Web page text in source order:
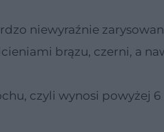
niewyraźnie
brązu, czerni, a
czyli wynosi powyżej 6